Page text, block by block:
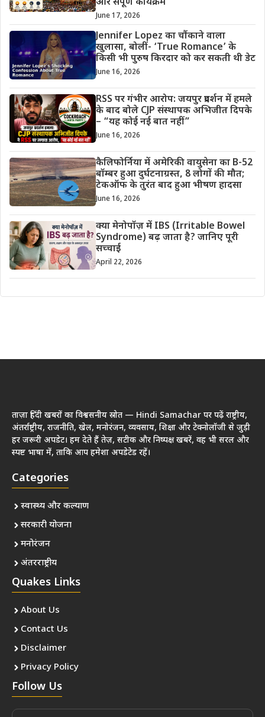
और संपूर्ण कार्यक्रम
June 17, 2026
Jennifer Lopez का चौंकाने वाला
खुलासा, बोलीं- ‘True Romance’ के
किसी भी पुरुष किरदार को कर सकती थी डेट
June 16, 2026
RSS पर गंभीर आरोप: जयपुर प्रदर्शन में हमले
के बाद बोले CJP संस्थापक अभिजीत दिपके
– “यह कोई नई बात नहीं”
June 16, 2026
कैलिफोर्निया में अमेरिकी वायुसेना का B-52
बॉम्बर हुआ दुर्घटनाग्रस्त, 8 लोगों की मौत;
टेकऑफ के तुरंत बाद हुआ भीषण हादसा
June 16, 2026
क्या मेनोपॉज़ में IBS (Irritable Bowel
Syndrome) बढ़ जाता है? जानिए पूरी
सच्चाई
April 22, 2026
ताज़ा हिंदी खबरों का विश्वसनीय स्रोत — Hindi Samachar पर पढ़ें राष्ट्रीय,
अंतर्राष्ट्रीय, राजनीति, खेल, मनोरंजन, व्यवसाय, शिक्षा और टेक्नोलॉजी से जुड़ी
हर जरूरी अपडेट। हम देते हैं तेज़, सटीक और निष्पक्ष खबरें, वह भी सरल और
स्पष्ट भाषा में, ताकि आप हमेशा अपडेटेड रहें।
Categories
स्वास्थ्य और कल्याण
सरकारी योजना
मनोरंजन
अंतरराष्ट्रीय
Quakes Links
About Us
Contact Us
Disclaimer
Privacy Policy
Follow Us